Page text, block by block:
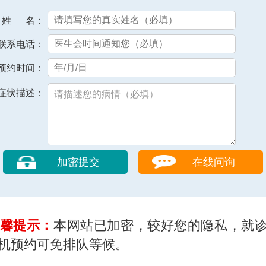
姓 名：
系电话：
约时间：
状描述：
在线问询
提示： 本网站已加密，较好您的隐私，就
预约可免排队等候。